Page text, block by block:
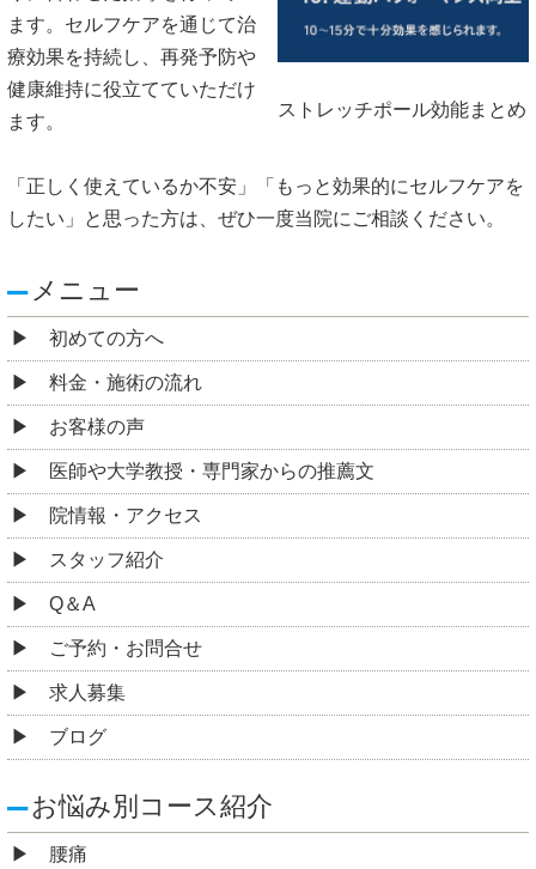
ストレッチポール効能まとめ
ます。 セルフケアを通じて治
療効果を持続し、 再発予防や
健康維持に役立てていただけ
ます。
「正しく使えているか不安」「 もっと効果的にセルフケアを
したい」と思った方は、 ぜひ一度当院にご相談ください。
メニュー
初めての方へ
料金・施術の流れ
お客様の声
医師や大学教授・専門家からの推薦文
院情報・アクセス
スタッフ紹介
Q＆A
ご予約・お問合せ
求人募集
ブログ
お悩み別コース紹介
腰痛